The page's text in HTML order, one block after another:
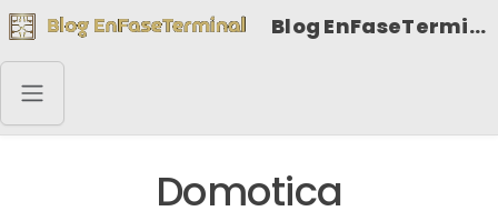
Blog EnFaseTerminal
Domotica